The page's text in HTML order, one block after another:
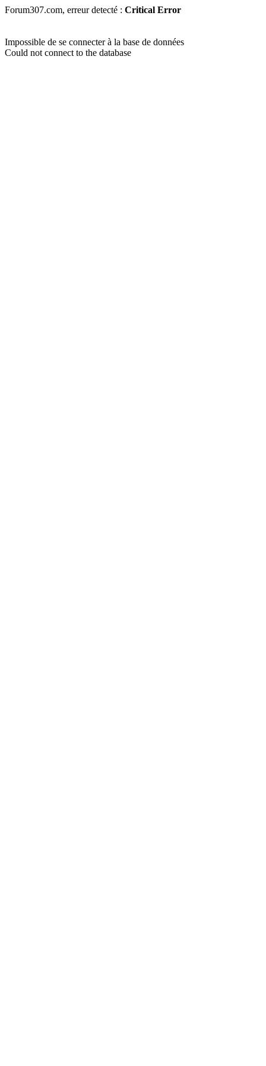
Forum307.com, erreur detecté : Critical Error
Impossible de se connecter à la base de données
Could not connect to the database